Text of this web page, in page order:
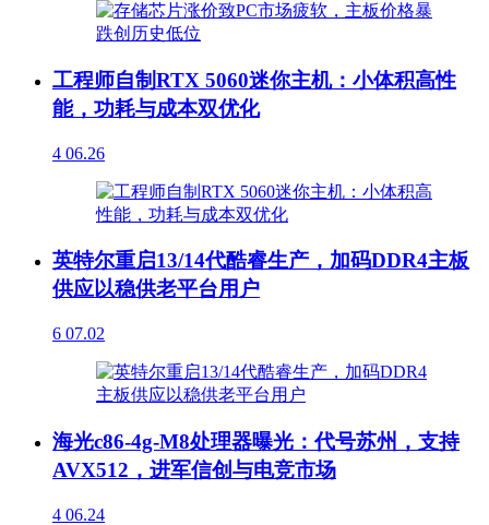
工程师自制RTX 5060迷你主机：小体积高性
能，功耗与成本双优化
4 06.26
英特尔重启13/14代酷睿生产，加码DDR4主板
供应以稳供老平台用户
6 07.02
海光c86-4g-M8处理器曝光：代号苏州，支持
AVX512，进军信创与电竞市场
4 06.24